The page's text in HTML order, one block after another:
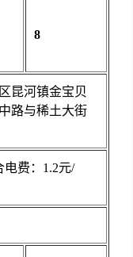
8
昆河镇金宝贝
路与稀土大街
电费：1.2元/